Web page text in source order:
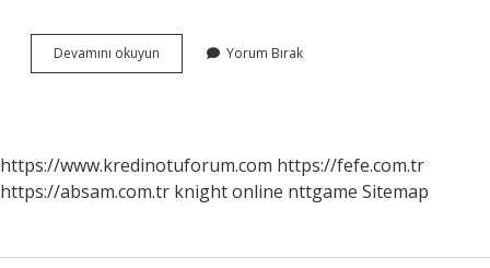
Devamını okuyun
Nasıl
Yorum Bırak
https://www.kredinotuforum.com https://fefe.com.tr
https://absam.com.tr knight online nttgame Sitemap